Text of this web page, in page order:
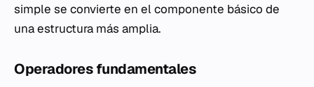
simple se convierte en el componente básico de
una estructura más amplia.
Operadores fundamentales